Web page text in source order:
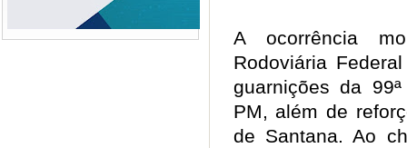
A ocorrência
Rodoviária
guarnições da
PM, além de
de Santana. Ao